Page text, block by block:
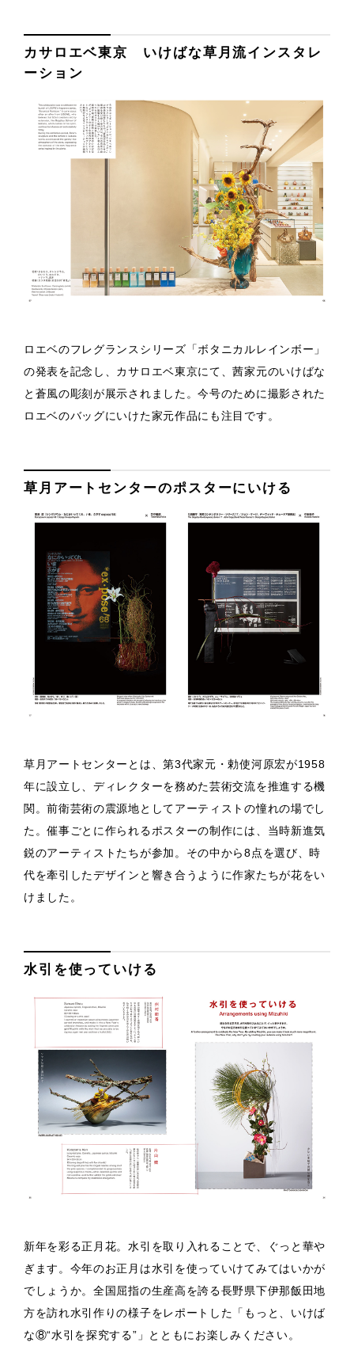
カサロエベ東京 いけばな草月流インスタレ
ーション
ロエベのフレグランスシリーズ「ボタニカルレインボー」
の発表を記念し、カサロエベ東京にて、茜家元のいけばな
と蒼風の彫刻が展示されました。今号のために撮影された
ロエベのバッグにいけた家元作品にも注目です。
草月アートセンターのポスターにいける
草月アートセンターとは、第3代家元・勅使河原宏が1958
年に設立し、ディレクターを務めた芸術交流を推進する機
関。前衛芸術の震源地としてアーティストの憧れの場でし
た。催事ごとに作られるポスターの制作には、当時新進気
鋭のアーティストたちが参加。その中から8点を選び、時
代を牽引したデザインと響き合うように作家たちが花をい
けました。
水引を使っていける
新年を彩る正月花。水引を取り入れることで、ぐっと華や
ぎます。今年のお正月は水引を使っていけてみてはいかが
でしょうか。全国屈指の生産高を誇る長野県下伊那飯田地
方を訪れ水引作りの様子をレポートした「もっと、いけば
な⑧“水引を探究する”」とともにお楽しみください。